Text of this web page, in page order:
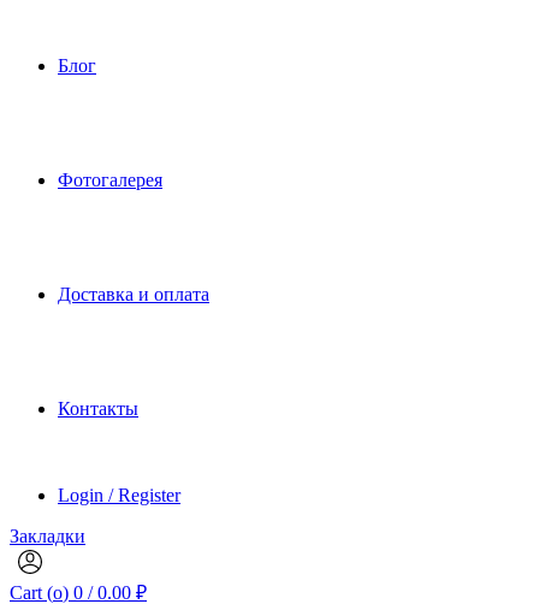
Блог
Фотогалерея
Доставка и оплата
Контакты
Login / Register
Закладки
Cart (o) 0 / 0.00 ₽